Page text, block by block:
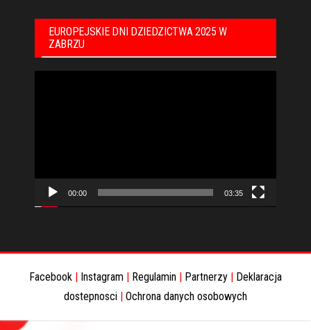
EUROPEJSKIE DNI DZIEDZICTWA 2025 W
ZABRZU
00:00 03:35
Facebook Instagram Regulamin Partnerzy
Deklaracja
dostepnosci
Ochrona danych osobowych